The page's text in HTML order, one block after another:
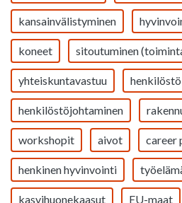
kansainvälistyminen
koneet sitoutuminen
yhteiskuntavastuu henkilöstö
henkilöstöjohtaminen
workshopit aivot career
henkinen hyvinvointi
kasvihuonekaasut EU-maat